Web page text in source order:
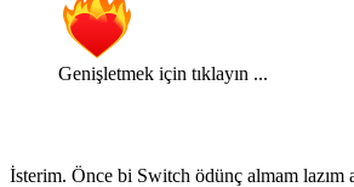
Genişletmek için tıklayın ...
İsterim. Önce bi Switch ödünç almam lazım